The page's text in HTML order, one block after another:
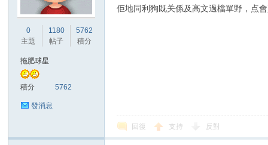
0
主題
1180
帖子
5762
積分
拖肥球星
積分 5762
發消息
佢地同利狗既关係及高文過檔單野，点
回復 支持 反對